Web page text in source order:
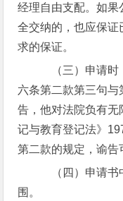
经理自由支配。如
全交纳的，也应保
求的保证。
（三）申请时
六条第二款第三句
告，他对法院负有无
记与教育登记法》
第二款的规定，谕告
（四）申请书
围。